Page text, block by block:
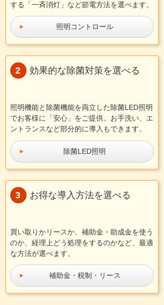
する「一斉消灯」など節電方法を選べます。
照明コントロール
効果的な除菌対策を選べる
照明機能と除菌機能を両立した除菌LED照明
でお客様に「安心」をご提供。お手洗い、エ
ントランスなど部分的に導入もできます。
除菌LED照明
お得な導入方法を選べる
買い取りかリースか、補助金・助成金を使う
のか、経理上どう処理をするのかなど、最適
な方法が選べます。
補助金・税制・リース